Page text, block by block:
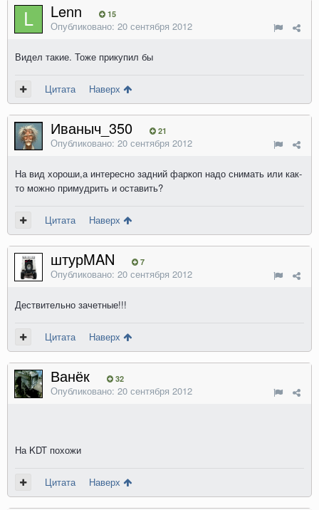
Lenn 15
Опубликовано: 20 сентября 2012
Видел такие. Тоже прикупил бы
Цитата Наверх
Иваныч_350 21
Опубликовано: 20 сентября 2012
На вид хороши,а интересно задний фаркоп надо снимать или как-
то можно примудрить и оставить?
Цитата Наверх
штурMAN 7
Опубликовано: 20 сентября 2012
Дествительно зачетные!!!
Цитата Наверх
Ванёк 32
Опубликовано: 20 сентября 2012
На KDT похожи
Цитата Наверх